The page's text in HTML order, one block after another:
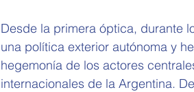
Desde la primera óptica, durante
una política exterior autónoma y
hegemonía de los actores
internacionales de la Argentina.